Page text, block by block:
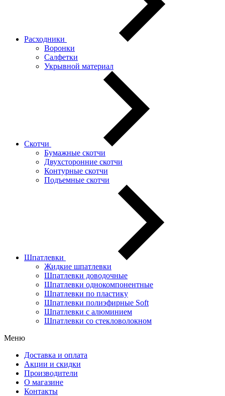
Расходники
Воронки
Салфетки
Укрывной материал
Скотчи
Бумажные скотчи
Двухсторонние скотчи
Контурные скотчи
Подъемные скотчи
Шпатлевки
Жидкие шпатлевки
Шпатлевки доводочные
Шпатлевки однокомпонентные
Шпатлевки по пластику
Шпатлевки полиэфирные Soft
Шпатлевки с алюминием
Шпатлевки со стекловолокном
Меню
Доставка и оплата
Акции и скидки
Производители
О магазине
Контакты